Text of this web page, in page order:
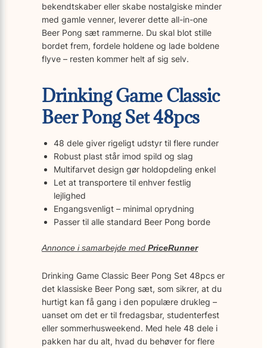
bekendtskaber eller skabe nostalgiske minder
med gamle venner, leverer dette all-in-one
Beer Pong sæt rammerne. Du skal blot stille
bordet frem, fordele holdene og lade boldene
flyve – resten kommer helt af sig selv.
Drinking Game Classic
Beer Pong Set 48pcs
48 dele giver rigeligt udstyr til flere runder
Robust plast står imod spild og slag
Multifarvet design gør holdopdeling enkel
Let at transportere til enhver festlig
lejlighed
Engangsvenligt – minimal oprydning
Passer til alle standard Beer Pong borde
Annonce i samarbejde med PriceRunner
Drinking Game Classic Beer Pong Set 48pcs er
det klassiske Beer Pong sæt, som sikrer, at du
hurtigt kan få gang i den populære drukleg –
uanset om det er til fredagsbar, studenterfest
eller sommerhusweekend. Med hele 48 dele i
pakken har du alt, hvad du behøver for flere